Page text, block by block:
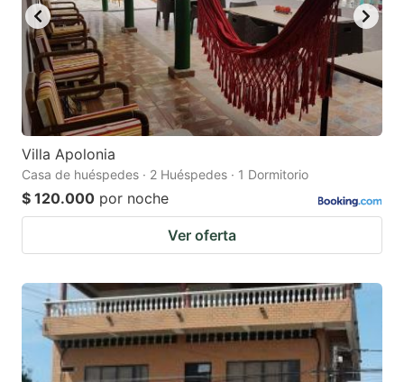
Villa Apolonia
Casa de huéspedes · 2 Huéspedes · 1 Dormitorio
$ 120.000 por noche
Ver oferta